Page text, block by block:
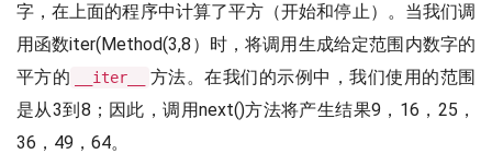
字，在上面的程序中计算了平方（开始和停止）。当我们调
用函数iter(Method(3,8）时，将调用生成给定范围内数字的
平方的
__iter__
方法。在我们的示例中，我们使用的范围
是从3到8；因此，调用next()方法将产生结果9，16，25，
36，49，64。